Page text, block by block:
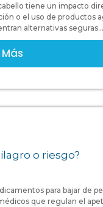
tiene un impacto
o el uso de productos
alternativas seguras...
o riesgo?
para bajar de
que regulan el